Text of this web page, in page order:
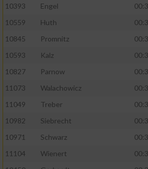
10393
Engel
10559
Huth
10845
Promnitz
10593
Kalz
10827
Parnow
11073
Walachowicz
11049
Treber
10982
Siebrecht
10971
Schwarz
11104
Wienert